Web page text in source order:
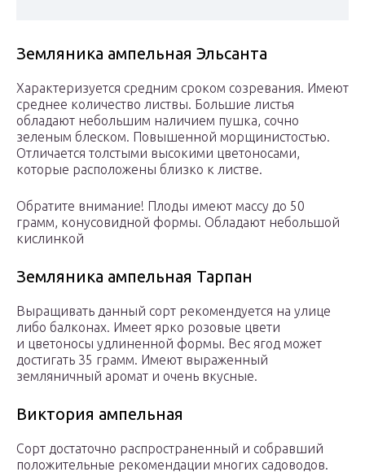
Земляника ампельная Эльсанта
Характеризуется средним сроком созревания. Имеют
среднее количество листвы. Большие листья
обладают небольшим наличием пушка, сочно
зеленым блеском. Повышенной морщинистостью.
Отличается толстыми высокими цветоносами,
которые расположены близко к листве.
Обратите внимание! Плоды имеют массу до 50
грамм, конусовидной формы. Обладают небольшой
кислинкой
Земляника ампельная Тарпан
Выращивать данный сорт рекомендуется на улице
либо балконах. Имеет ярко розовые цвети
и цветоносы удлиненной формы. Вес ягод может
достигать 35 грамм. Имеют выраженный
земляничный аромат и очень вкусные.
Виктория ампельная
Сорт достаточно распространенный и собравший
положительные рекомендации многих садоводов.